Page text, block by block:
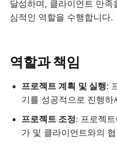
달성하며, 클라이언트 만족
심적인 역할을 수행합니다.
역할과 책임
프로젝트 계획 및 실행:
기를 성공적으로 진행하
프로젝트 조정: 프로젝
가 및 클라이언트와의 협